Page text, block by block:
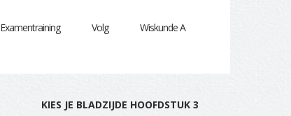
Examentraining Volg Wiskunde A
KIES JE BLADZIJDE HOOFDSTUK 3